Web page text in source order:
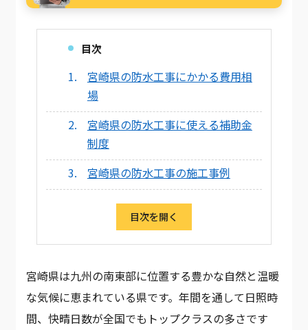
目次
宮崎県の防水工事にかかる費用相
場
宮崎県の防水工事に使える補助金
制度
宮崎県の防水工事の施工事例
目次を開く
宮崎県は九州の南東部に位置する豊かな自然と温暖
な気候に恵まれている県です。年間を通して日照時
間、快晴日数が全国でもトップクラスの多さです